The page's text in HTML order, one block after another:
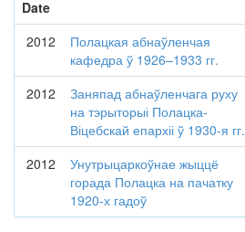
Date
2012
Полацкая абнаўленчая
кафедра ў 1926–1933 гг.
2012
Заняпад абнаўленчага руху
на тэрыторыі Полацка-
Віцебскай епархіі ў 1930-я гг.
2012
Унутрыцаркоўнае жыццё
горада Полацка на пачатку
1920-х гадоў